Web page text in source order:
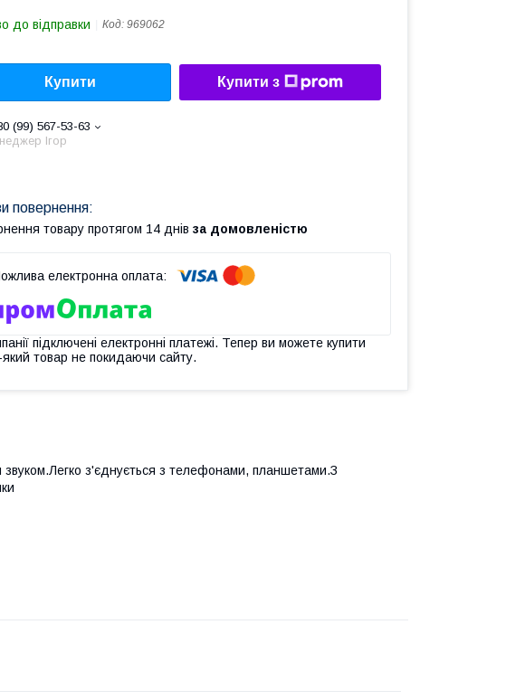
до відправки Код: 969062
Купити Купити з
(99) 567-53-63
Ігор
товару протягом 14 днів за домовленістю
підключені електронні платежі. Тепер ви можете купити
товар не покидаючи сайту.
звуком.Легко з'єднується з телефонами, планшетами.З